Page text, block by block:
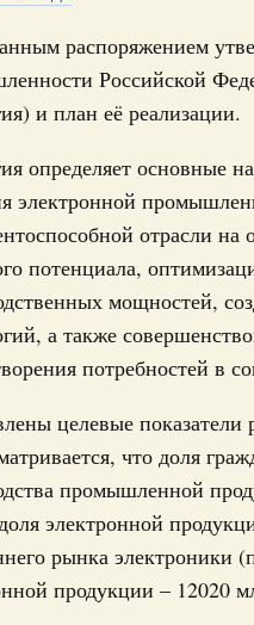
распоряжением
Российской
и план её реализации.
определяет основные
электронной
отрасли на
потенциала,
мощностей,
а также
потребностей в
целевые показатели
что доля
промышленной
электронной
рынка электроники
продукции – 12020
№2067-р
3 августа, понедельник
штаб по
№1966-р
31 июля, пятница
отдельных
регионам
социальной
граждан
№2032-р
Федерации.
часть